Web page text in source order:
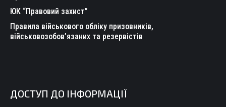
ЮК “Правовий захист”
Правила військового обліку призовників,
військовозобов’язаних та резервістів
ДОСТУП ДО ІНФОРМАЦІЇ